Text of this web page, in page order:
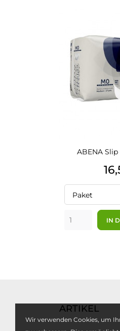
Wir verwenden Cookies, um
ABENA
Paket
IN
ARTIKEL